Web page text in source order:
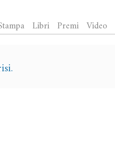
Libri Premi Video